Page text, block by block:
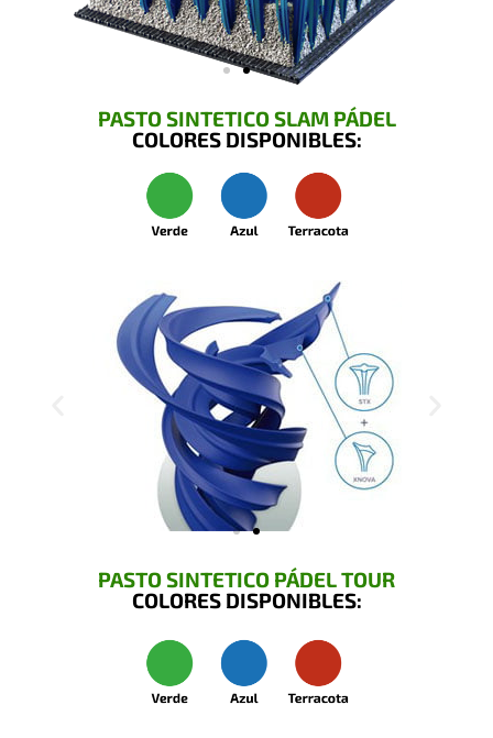
PASTO SINTETICO SLAM PÁDEL
COLORES DISPONIBLES:
PASTO SINTETICO PÁDEL TOUR
COLORES DISPONIBLES: